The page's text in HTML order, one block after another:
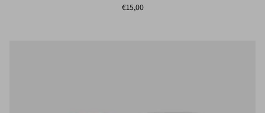
Normaler Preis
€15,00